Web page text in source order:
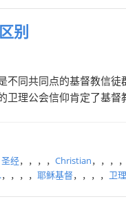
别
不同共同点的基督教信
卫理公会信仰肯定了基
圣经，，，， Christian，，，
，，，， 耶稣基督，，，， 卫